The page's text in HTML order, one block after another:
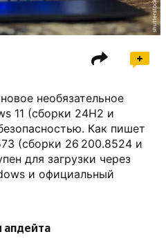
shutterstock.com
необязательное
11 (сборки 24H2 и
Как пишет
(сборки 26 200.8524 и
для загрузки через
и официальный
апдейта